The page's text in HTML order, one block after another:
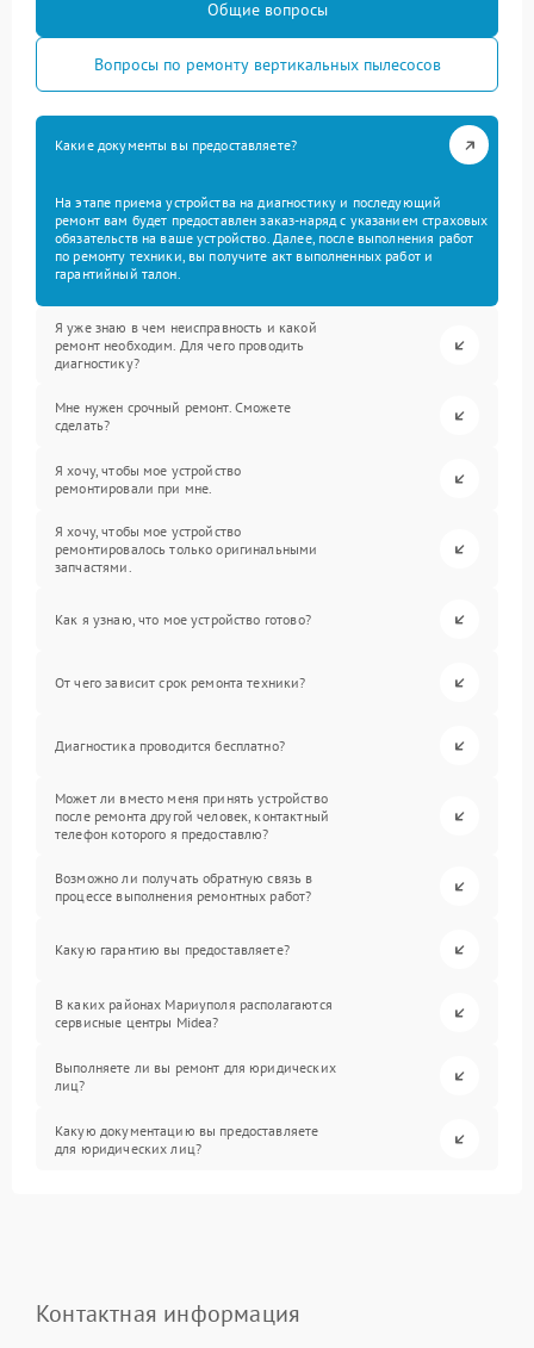
Общие вопросы
Вопросы по ремонту вертикальных пылесосов
Какие документы вы предоставляете?
На этапе приема устройства на диагностику и последующий
ремонт вам будет предоставлен заказ-наряд с указанием страховых
обязательств на ваше устройство. Далее, после выполнения работ
по ремонту техники, вы получите акт выполненных работ и
гарантийный талон.
Я уже знаю в чем неисправность и какой
ремонт необходим. Для чего проводить
диагностику?
Мне нужен срочный ремонт. Сможете
сделать?
Я хочу, чтобы мое устройство
ремонтировали при мне.
Я хочу, чтобы мое устройство
ремонтировалось только оригинальными
запчастями.
Как я узнаю, что мое устройство готово?
От чего зависит срок ремонта техники?
Диагностика проводится бесплатно?
Может ли вместо меня принять устройство
после ремонта другой человек, контактный
телефон которого я предоставлю?
Возможно ли получать обратную связь в
процессе выполнения ремонтных работ?
Какую гарантию вы предоставляете?
В каких районах Мариуполя располагаются
сервисные центры Midea?
Выполняете ли вы ремонт для юридических
лиц?
Какую документацию вы предоставляете
для юридических лиц?
Контактная информация